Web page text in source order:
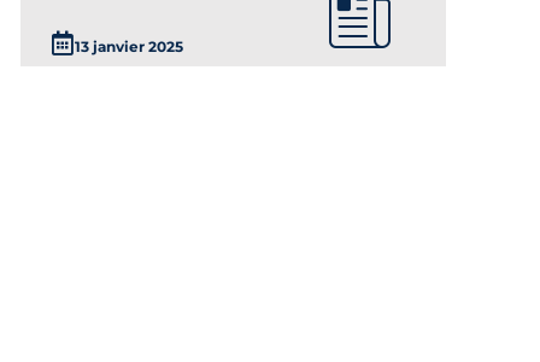
13 janvier 2025